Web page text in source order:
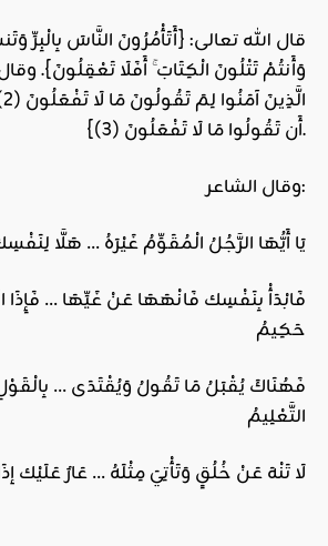
قال الله تعالى: {أَتَأْمُرُونَ النَّاسَ
وَأَنتُمْ تَتْلُونَ الْكِتَابَ ۚ أَفَلَا تَعْقِلُونَ}.
أَن تَقُولُوا مَا لَا تَفْعَلُونَ (3)}.
وقال الشاعر:
يَا أَيُّهَا الرَّجُلُ الْمُقَوِّمُ غَيْرَهُ … هَلَّا
فَابْدَأْ بِنَفْسِك فَانْهَهَا عَنْ غَيِّهَا … فَإِذَا
حَكِيمُ
فَهُنَاكَ يُقْبَلُ مَا تَقُولُ وَيُقْتَدَى …
التَّعْلِيمُ
لَا تَنْهَ عَنْ خُلُقٍ وَتَأْتِيَ مِثْلَهُ … عَارٌ عَلَيْك